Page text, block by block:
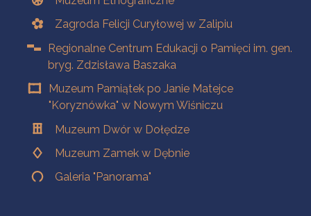
Zagroda Felicji Curyłowej w Zalipiu
Regionalne Centrum Edukacji o Pamięci im. gen.
bryg. Zdzisława Baszaka
Muzeum Pamiątek po Janie Matejce
"Koryznówka" w Nowym Wiśniczu
Muzeum Dwór w Dołędze
Muzeum Zamek w Dębnie
Galeria "Panorama"